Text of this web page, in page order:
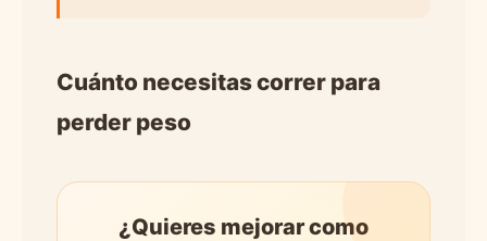
Cuánto necesitas correr para
perder peso
¿Quieres mejorar como